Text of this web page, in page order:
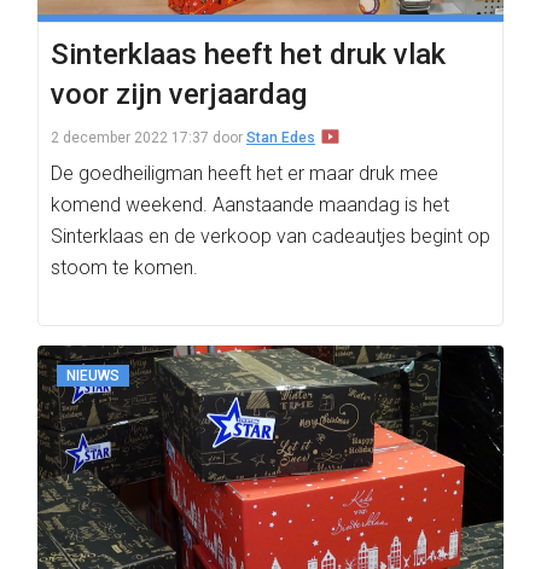
Sinterklaas heeft het druk vlak
voor zijn verjaardag
2 december 2022 17:37 door Stan Edes
De goedheiligman heeft het er maar druk mee
komend weekend. Aanstaande maandag is het
Sinterklaas en de verkoop van cadeautjes begint op
stoom te komen.
NIEUWS